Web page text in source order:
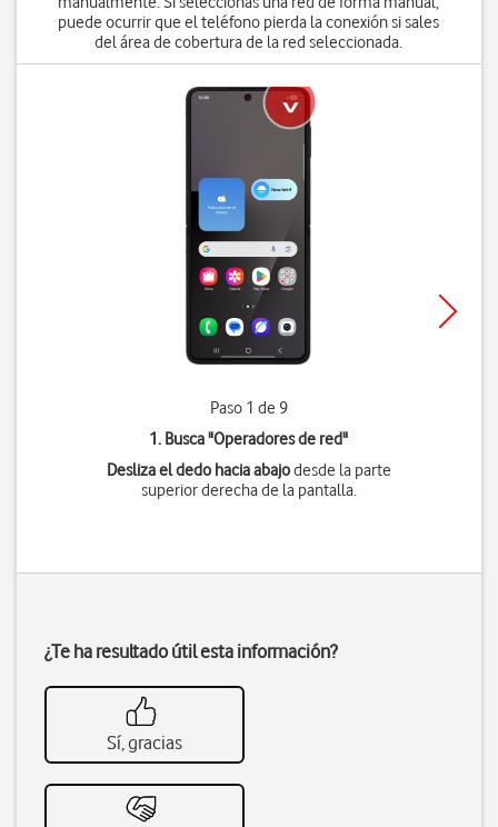
puede ocurrir que el teléfono pierda la conexión si sales
del área de cobertura de la red seleccionada.
Paso 1 de 9
1. Busca "Operadores de red"
Desliza el dedo hacia abajodesde la parte
superior derecha de la pantalla.
¿Te ha resultado útil esta información?
Sí, gracias